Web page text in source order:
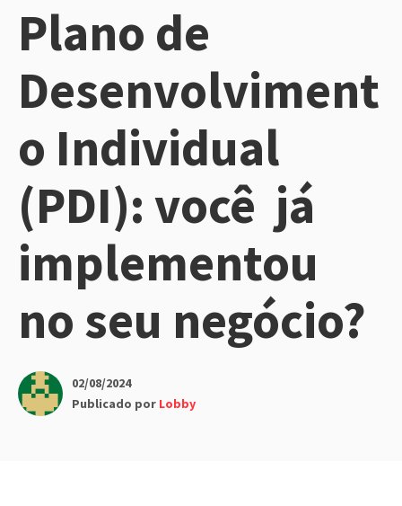
Plano de
Desenvolviment
o Individual
(PDI): você já
implementou
no seu negócio?
02/08/2024
Publicado por Lobby